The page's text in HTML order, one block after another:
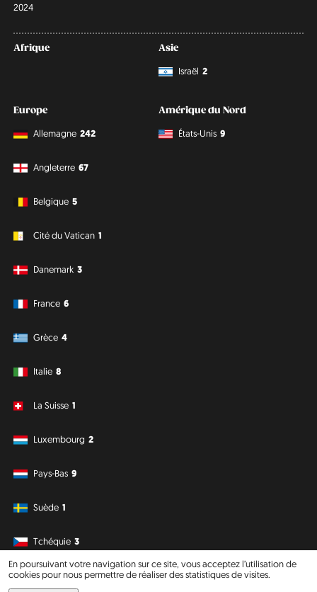
En poursuivant votre navigation sur ce site, vous acceptez l’utilisation de
cookies pour nous permettre de réaliser des statistiques de visites.
2024
Afrique
Asie
Israël 2
Europe
Allemagne 242
Angleterre 67
Belgique 5
Cité du Vatican 1
Danemark 3
France 6
Grèce 4
Italie 8
La Suisse 1
Luxembourg 2
Pays-Bas 9
Suède 1
Tchéquie 3
Amérique du Nord
États-Unis 9
Amérique du Sud Océanie